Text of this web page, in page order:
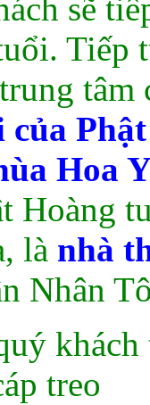
sẽ
Tiếp
tâm
của
Hoa
Hoàng
là nhà
Nhân
treo